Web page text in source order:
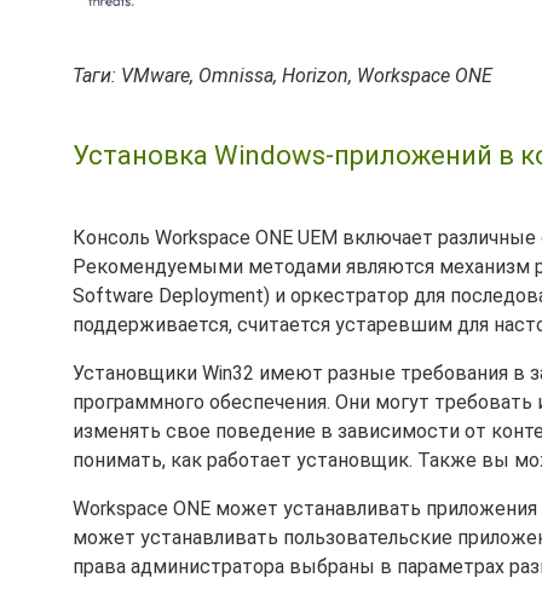
Таги: VMware, Omnissa, Horizon, Workspace ONE
Установка Windows-приложений в
Консоль Workspace ONE UEM включает
Рекомендуемыми методами являются механизм
Software Deployment) и оркестратор для
поддерживается, считается устаревшим для
Установщики Win32 имеют разные требования в
программного обеспечения. Они могут
изменять свое поведение в зависимости от
понимать, как работает установщик. Также вы
Workspace ONE может устанавливать
может устанавливать пользовательские
права администратора выбраны в параметрах